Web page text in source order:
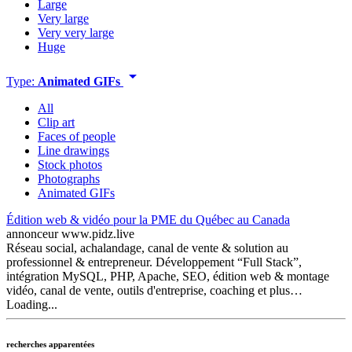
Large
Very large
Very very large
Huge
Type: Animated GIFs arrow_drop_down
All
Clip art
Faces of people
Line drawings
Stock photos
Photographs
Animated GIFs
Édition web & vidéo pour la PME du Québec au Canada
annonceurwww.pidz.live
Réseau social, achalandage, canal de vente & solution au
professionnel & entrepreneur. Développement “Full Stack”,
intégration MySQL, PHP, Apache, SEO, édition web & montage
vidéo, canal de vente, outils d'entreprise, coaching et plus…
Loading...
recherches apparentées